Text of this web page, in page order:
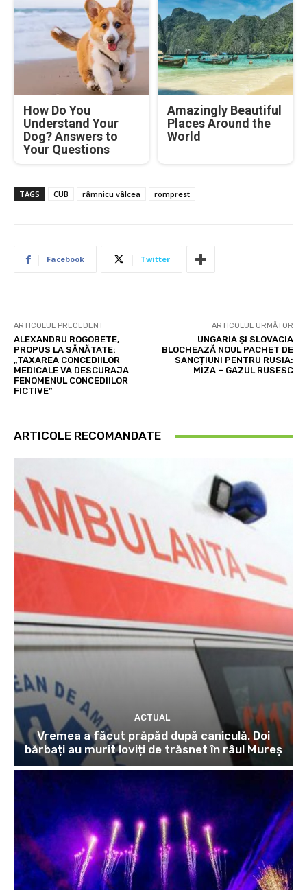
How Do You
Understand Your
Dog? Answers to
Your Questions
Amazingly Beautiful
Places Around the
World
TAGS CUB râmnicu vâlcea romprest
Facebook Twitter
ARTICOLUL PRECEDENT
ALEXANDRU ROGOBETE,
PROPUS LA SĂNĂTATE:
„TAXAREA CONCEDIILOR
MEDICALE VA DESCURAJA
FENOMENUL CONCEDIILOR
FICTIVE”
ARTICOLUL URMĂTOR
UNGARIA ȘI SLOVACIA
BLOCHEAZĂ NOUL PACHET DE
SANCȚIUNI PENTRU RUSIA:
MIZA – GAZUL RUSESC
ARTICOLE RECOMANDATE
ACTUAL
Vremea a făcut prăpăd după caniculă. Doi
bărbați au murit loviți de trăsnet în râul Mureș